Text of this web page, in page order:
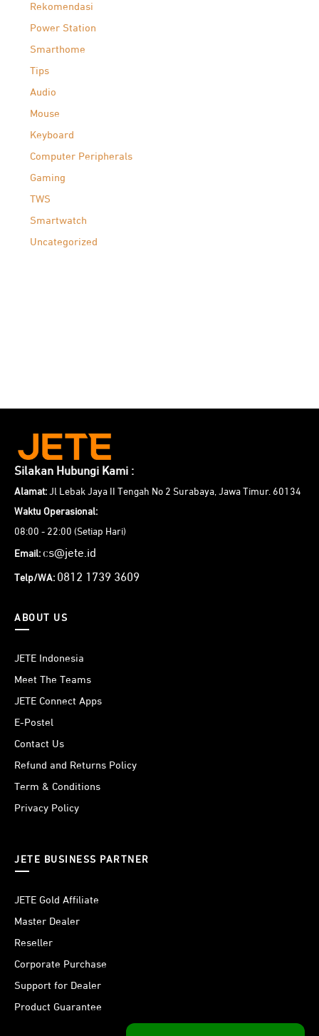
Rekomendasi
Power Station
Smarthome
Tips
Audio
Mouse
Keyboard
Computer Peripherals
Gaming
TWS
Smartwatch
Uncategorized
Silakan Hubungi Kami :
Alamat: Jl Lebak Jaya II Tengah No 2 Surabaya, Jawa Timur. 60134
Waktu Operasional:
08:00 - 22:00 (Setiap Hari)
Email: cs@jete.id
Telp/WA: 0812 1739 3609
ABOUT US
JETE Indonesia
Meet The Teams
JETE Connect Apps
E-Postel
Contact Us
Refund and Returns Policy
Term & Conditions
Privacy Policy
JETE BUSINESS PARTNER
JETE Gold Affiliate
Master Dealer
Reseller
Corporate Purchase
Support for Dealer
Product Guarantee